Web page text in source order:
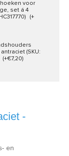
voor
set á 4
(+
(SKU:
(+€7,20)
-
en